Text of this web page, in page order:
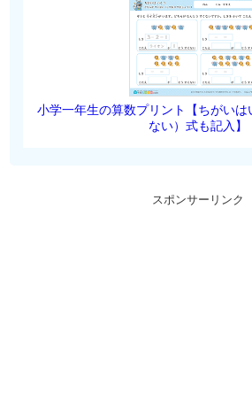
小学一年生の算数プリント【ちがい
ない）式も記入】
スポンサーリンク